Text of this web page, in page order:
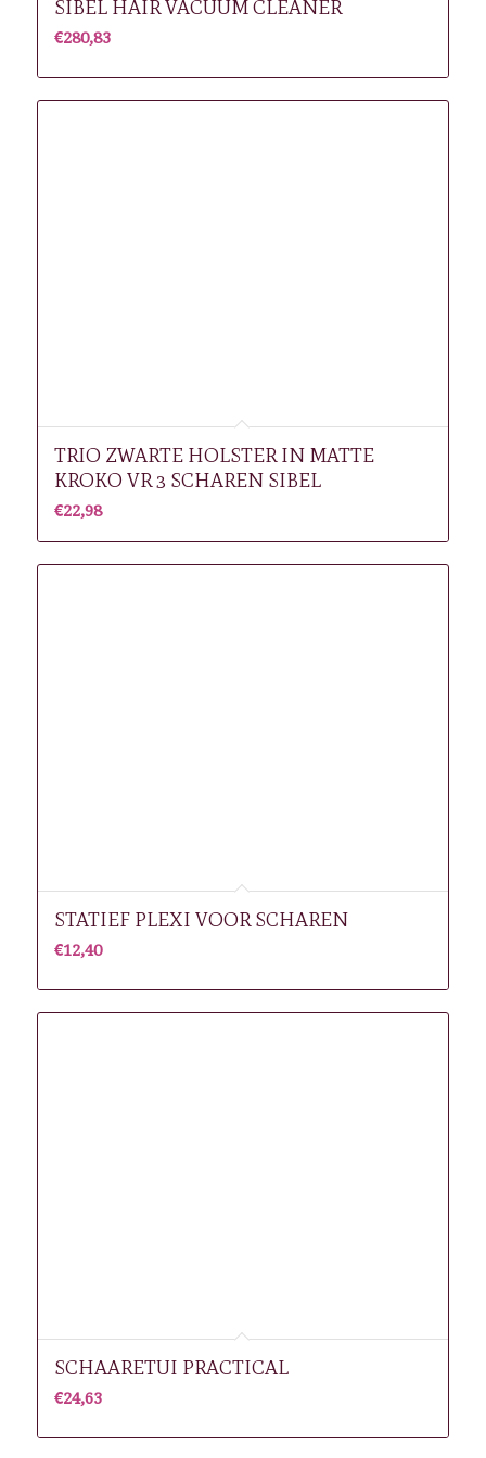
SIBEL HAIR VACUUM CLEANER
€280,83
TRIO ZWARTE HOLSTER IN MATTE
KROKO VR 3 SCHAREN SIBEL
€22,98
STATIEF PLEXI VOOR SCHAREN
€12,40
SCHAARETUI PRACTICAL
€24,63